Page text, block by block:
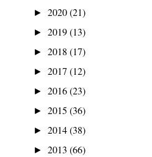
► 2020(21)
► 2019(13)
► 2018 (17)
► 2017 (12)
► 2016(23)
► 2015 (36)
► 2014(38)
► 2013 (66)